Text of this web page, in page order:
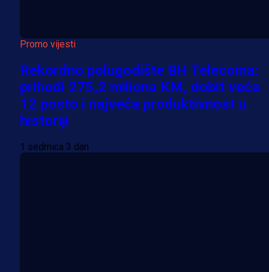
Promo vijesti
Rekordno polugodište BH Telecoma:
prihodi 275,2 miliona KM, dobit veća
12 posto i najveća produktivnost u
historiji
1 sedmica 3 dan